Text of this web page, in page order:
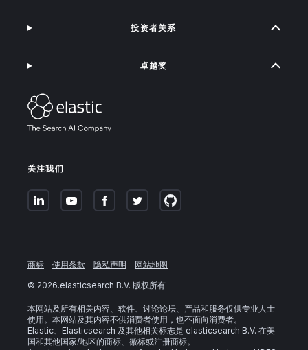
关注我们
投资者关系
卓越奖
商标 使用条款 隐私声明
网站地图
© 2026.elasticsearch B.V. 版权所有
本网站及所有相关内容、软件、讨论论坛、产品和服务仅供专业人士
使用。本网站及其内容不供消费者使用，也不面向消费者。
Elastic、Elasticsearch 及其他相关标志是 elasticsearch B.V. 在美
国和其他国家/地区的商标、徽标或注册商标。